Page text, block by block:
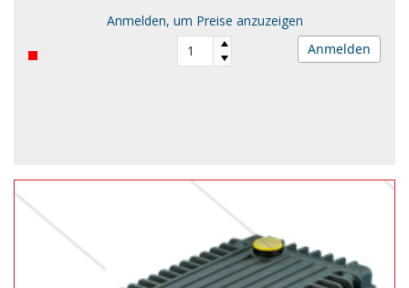
Anmelden, um Preise anzuzeigen
Anmelden